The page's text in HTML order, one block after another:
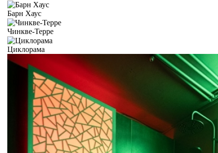
Барн Хаус
Чинкве-Терре
Циклорама